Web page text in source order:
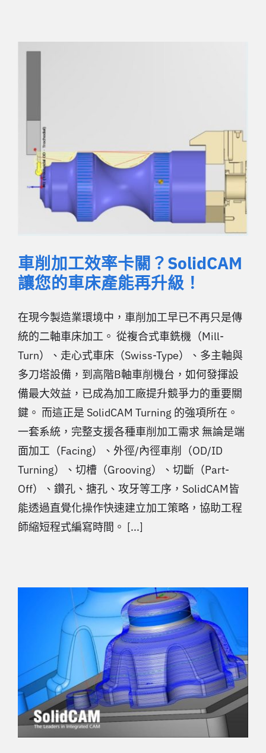
車削加工效率卡關？SolidCAM
讓您的車床產能再升級！
在現今製造業環境中，車削加工早已不再只是傳
統的二軸車床加工。 從複合式車銑機（Mill-
Turn）、走心式車床（Swiss-Type）、多主軸與
多刀塔設備，到高階B軸車削機台，如何發揮設
備最大效益，已成為加工廠提升競爭力的重要關
鍵。 而這正是 SolidCAM Turning 的強項所在。
一套系統，完整支援各種車削加工需求 無論是端
面加工（Facing）、外徑/內徑車削（OD/ID
Turning）、切槽（Grooving）、切斷（Part-
Off）、鑽孔、搪孔、攻牙等工序，SolidCAM皆
能透過直覺化操作快速建立加工策略，協助工程
師縮短程式編寫時間。 [...]